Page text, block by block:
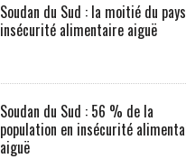
Soudan du Sud : la moitié du
insécurité alimentaire aiguë
Soudan du Sud : 56 % de la
population en insécurité
aiguë